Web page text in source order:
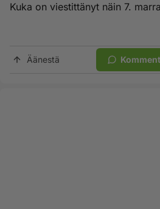
Kuka on viestittänyt näin 7.
Äänestä